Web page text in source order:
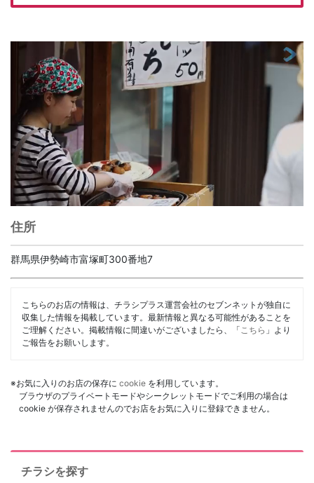
住所
群馬県伊勢崎市富塚町300番地7
こちらのお店の情報は、チラシプラス運営会社のセブンネットが独自に
収集した情報を掲載しています。最新情報と異なる可能性があることを
ご理解ください。掲載情報に間違いがございましたら、「 こちら 」より
ご報告をお願いします。
※お気に入りのお店の保存に cookie を利用しています。
ブラウザのプライベートモードやシークレットモードでご利用の場合は
cookie が保存されませんのでお店をお気に入りに登録できません。
チラシを探す